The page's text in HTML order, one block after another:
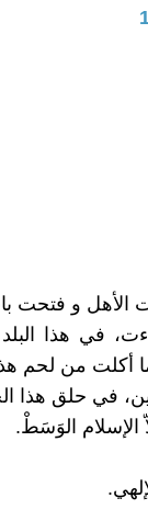
الأهل و فتحت
في هذا
أكلت من لحم
في حلق هذا
الإسلام الوَسَطْ.